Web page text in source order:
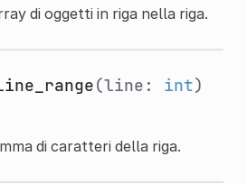
di oggetti in riga nella riga.
(line: int)
di caratteri della riga.